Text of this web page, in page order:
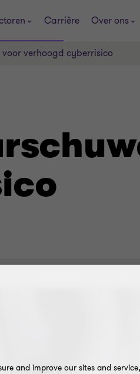
Carrière Over ons
verhoogd cyberrisico
and improve our sites and